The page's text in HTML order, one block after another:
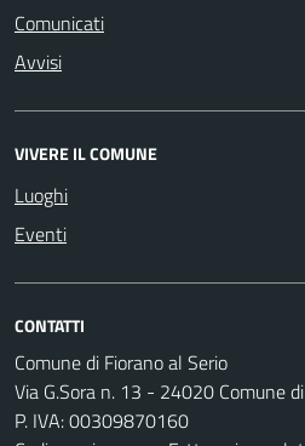
Comunicati
Avvisi
VIVERE IL COMUNE
Luoghi
Eventi
CONTATTI
Comune di Fiorano al Serio
Via G.Sora n. 13 - 24020 Comune
P. IVA: 00309870160